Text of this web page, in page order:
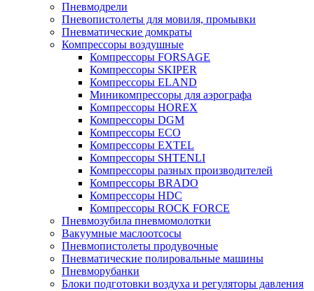
Пневмодрели
Пневопистолеты для мовиля, промывки
Пневматические домкраты
Компрессоры воздушные
Компрессоры FORSAGE
Компрессоры SKIPER
Компрессоры ELAND
Миникомпрессоры для аэрографа
Компрессоры HOREX
Компрессоры DGM
Компрессоры ECO
Компрессоры EXTEL
Компрессоры SHTENLI
Компрессоры разных производителей
Компрессоры BRADO
Компрессоры HDC
Компрессоры ROCK FORCE
Пневмозубила пневмомолотки
Вакуумные маслоотсосы
Пневмопистолеты продувочные
Пневматические полировальные машины
Пневморубанки
Блоки подготовки воздуха и регуляторы давления